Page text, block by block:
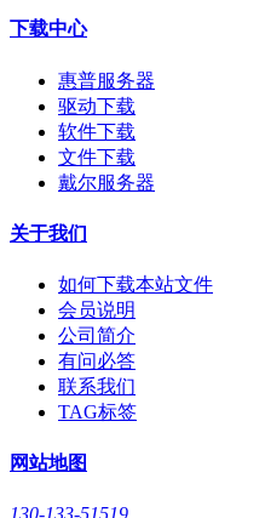
下载中心
惠普服务器
驱动下载
软件下载
文件下载
戴尔服务器
关于我们
如何下载本站文件
会员说明
公司简介
有问必答
联系我们
TAG标签
网站地图
130-133-51519